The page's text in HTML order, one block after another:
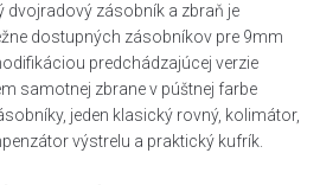
dvojradový zásobník a zbraň je
dostupných zásobníkov pre 9mm
predchádzajúcej verzie
samotnej zbrane v púštnej farbe
jeden klasický rovný, kolimátor,
výstrelu a praktický kufrík.